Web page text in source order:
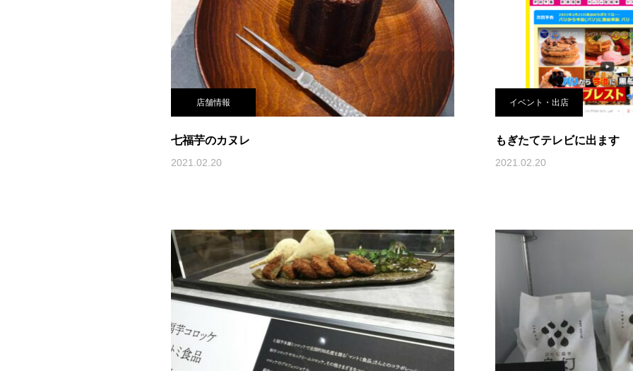
店舗情報
七福芋のカヌレ
2021.02.20
イベント・出店
もぎたてテレビに出ます
2021.02.20